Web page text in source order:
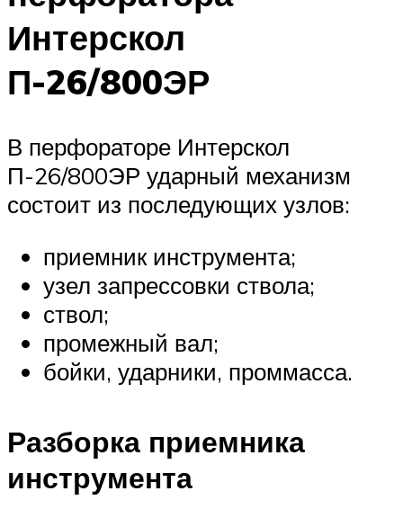
Интерскол
П-26/800ЭР
В перфораторе Интерскол
П-26/800ЭР ударный механизм
состоит из последующих узлов:
приемник инструмента;
узел запрессовки ствола;
ствол;
промежный вал;
бойки, ударники, проммасса.
Разборка приемника
инструмента